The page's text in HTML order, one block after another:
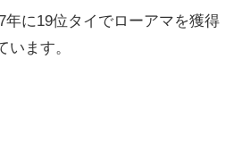
年に19位タイでローアマを獲得
います。